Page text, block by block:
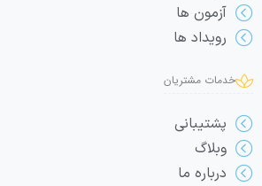
آزمون ها
رویداد ها
خدمات مشتریان
پشتیبانی
وبلاگ
درباره ما